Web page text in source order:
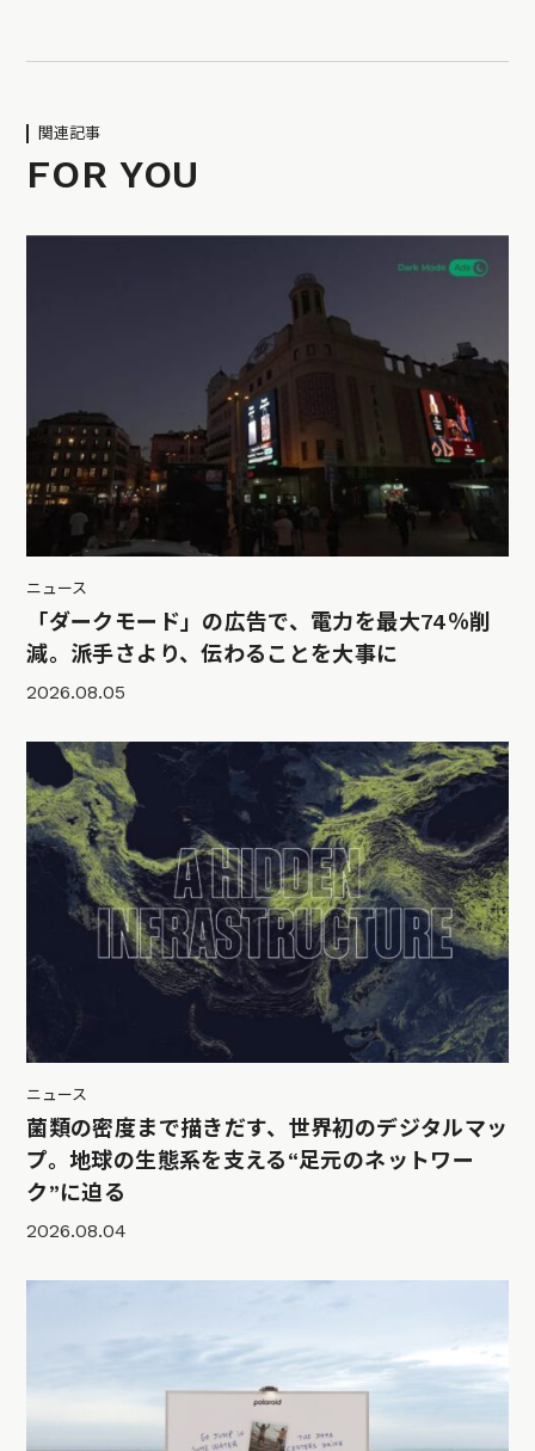
関連記事
FOR YOU
ニュース
「ダークモード」の広告で、電力を最大74％削
減。派手さより、伝わることを大事に
2026.08.05
ニュース
菌類の密度まで描きだす、世界初のデジタルマッ
プ。地球の生態系を支える“足元のネットワー
ク”に迫る
2026.08.04